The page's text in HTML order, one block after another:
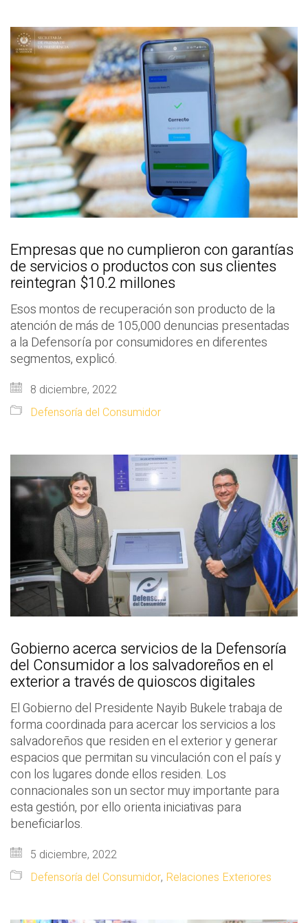
Empresas que no cumplieron con garantías
de servicios o productos con sus clientes
reintegran $10.2 millones
Esos montos de recuperación son producto de la
atención de más de 105,000 denuncias presentadas
a la Defensoría por consumidores en diferentes
segmentos, explicó.
8 diciembre, 2022
Defensoría del Consumidor
Gobierno acerca servicios de la Defensoría
del Consumidor a los salvadoreños en el
exterior a través de quioscos digitales
El Gobierno del Presidente Nayib Bukele trabaja de
forma coordinada para acercar los servicios a los
salvadoreños que residen en el exterior y generar
espacios que permitan su vinculación con el país y
con los lugares donde ellos residen. Los
connacionales son un sector muy importante para
esta gestión, por ello orienta iniciativas para
beneficiarlos.
5 diciembre, 2022
Defensoría del Consumidor, Relaciones Exteriores